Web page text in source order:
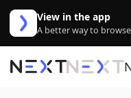
Aller au contenu
View in the app
A better way to